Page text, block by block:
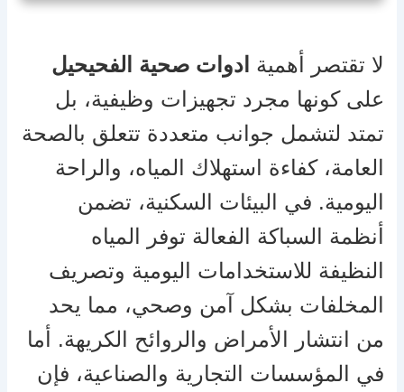
لا تقتصر أهمية ادوات صحية الفحيحيل
على كونها مجرد تجهيزات وظيفية، بل
تمتد لتشمل جوانب متعددة تتعلق بالصحة
العامة، كفاءة استهلاك المياه، والراحة
اليومية. في البيئات السكنية، تضمن
أنظمة السباكة الفعالة توفر المياه
النظيفة للاستخدامات اليومية وتصريف
المخلفات بشكل آمن وصحي، مما يحد
من انتشار الأمراض والروائح الكريهة. أما
في المؤسسات التجارية والصناعية، فإن